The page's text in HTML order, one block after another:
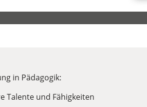
in Pädagogik:
Talente und Fähigkeiten